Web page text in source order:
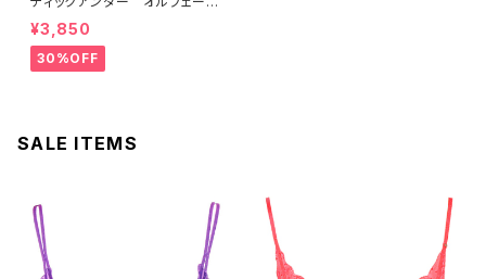
ル ブラジャー（ブラック）D225
4 送料無料
¥3,850
30%OFF
SALE ITEMS